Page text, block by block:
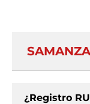
¿Registro